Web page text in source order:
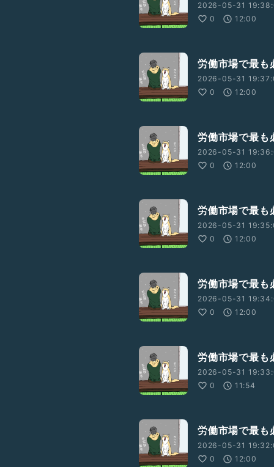
2026-05-31
0
12:00
労働市場で最も
2026-05-31
0
12:00
労働市場で最も
2026-05-31
0
12:00
労働市場で最も
2026-05-31
0
12:00
労働市場で最
2026-05-31
0
12:00
労働市場で最も
2026-05-31
0
11:54
労働市場で最も
2026-05-31
0
12:00